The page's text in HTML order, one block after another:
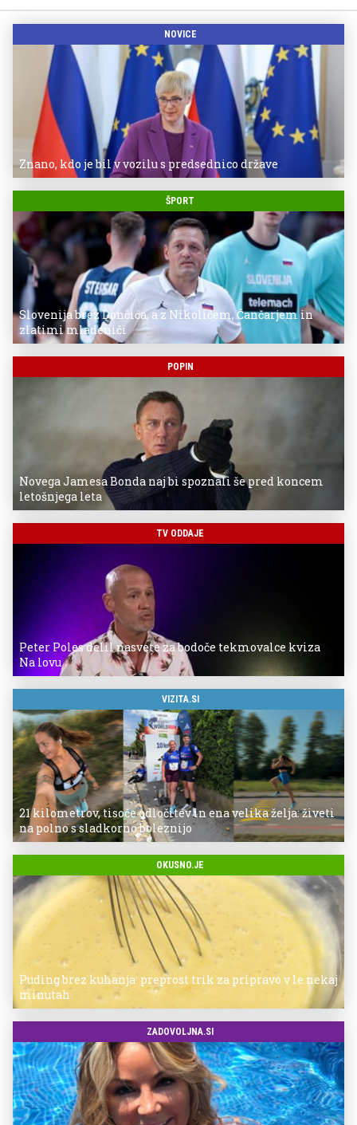
NOVICE
Znano, kdo je bil v vozilu s predsednico države
ŠPORT
Slovenija brez Dončića, a z Nikolićem, Čančarjem in
zlatimi mladeniči
POPIN
Novega Jamesa Bonda naj bi spoznali še pred koncem
letošnjega leta
TV ODDAJE
Peter Poles delil nasvete za bodoče tekmovalce kviza
Na lovu
VIZITA.SI
21 kilometrov, tisoče odločitev in ena velika želja: živeti
na polno s sladkorno boleznijo
OKUSNO.JE
Puding brez kuhanja: preprost trik za pripravo v le nekaj
minutah
ZADOVOLJNA.SI